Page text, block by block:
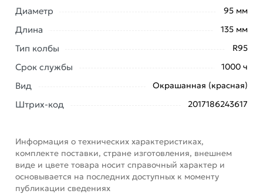
заказ и свяжутся с Вами для согласования условий
онлайн заказа рекомендуем ознакомиться с
описанием, характеристиками и отзывами.
Данний товар от производителя
сертифицирован,
соответствует всем стандартам качества. Возврат
обязательно).
Диаметр 95 мм
Длина 135 мм
Тип колбы R95
Срок службы 1000 ч
Вид Окрашанная (красная)
Штрих-код 2017186243617
Информация о технических характеристиках,
комплекте поставки, стране изготовления, внешнем
виде и цвете товара носит справочный характер и
основывается на последних доступных к моменту
публикации сведениях